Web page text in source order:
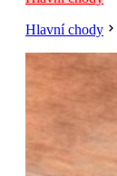
Hlavní chody